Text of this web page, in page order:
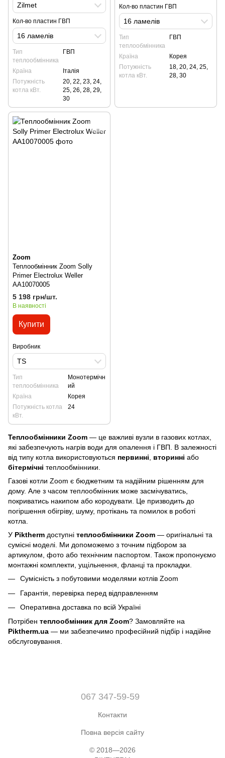
Zilmet
Кол-во пластин ГВП
16 ламелів
Тип
теплообмінника
ГВП
Країна
Італія
Потужність
котла кВт.
20, 22, 23, 24,
25, 26, 28, 29,
30
Кол-во пластин ГВП
16 ламелів
Тип
теплообмінника
ГВП
Країна
Корея
Потужність
котла кВт.
18, 20, 24, 25,
28, 30
Zoom
Теплообмінник Zoom Solly
Primer Electrolux Weller
AA10070005
5 198 грн/шт.
В наявності
Купити
Виробник
TS
Тип
теплообмінника
Монотермічн
ий
Країна
Корея
Потужність котла
кВт.
24
Теплообмінники Zoom — це важливі вузли в газових котлах,
які забезпечують нагрів води для опалення і ГВП. В залежності
від типу котла використовуються первинні, вторинні або
бітермічні теплообмінники.
Газові котли Zoom є бюджетним та надійним рішенням для
дому. Але з часом теплообмінник може засмічуватись,
покриватись накипом або кородувати. Це призводить до
погіршення обігріву, шуму, протікань та помилок в роботі
котла.
У Piktherm доступні теплообмінники Zoom — оригінальні та
сумісні моделі. Ми допоможемо з точним підбором за
артикулом, фото або технічним паспортом. Також пропонуємо
монтажні комплекти, ущільнення, фланці та прокладки.
Сумісність з побутовими моделями котлів Zoom
Гарантія, перевірка перед відправленням
Оперативна доставка по всій Україні
Потрібен теплообмінник для Zoom? Замовляйте на
Piktherm.ua — ми забезпечимо професійний підбір і надійне
обслуговування.
067 347-59-59
Контакти
Повна версія сайту
© 2018—2026